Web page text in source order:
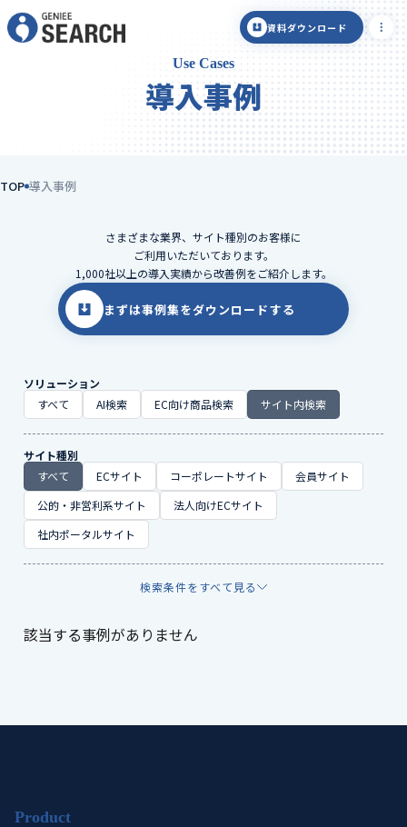
資料ダウンロード
Use Cases
導入事例
TOP 導入事例
さまざまな業界、サイト種別のお客様に
ご利用いただいております。
1,000社以上の導入実績から改善例をご紹介します。
まずは事例集をダウンロードする
ソリューション
すべて
AI検索 EC向け商品検索 サイト内検索
サイト種別
すべて
ECサイト コーポレートサイト
会員サイト
公的・非営利系サイト
法人向けECサイト
社内ポータルサイト
検索条件をすべて見る
該当する事例がありません
Product